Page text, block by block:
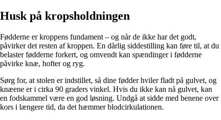
Husk på kropsholdningen
Fødderne er kroppens fundament – og når de ikke har det godt,
påvirker det resten af kroppen. En dårlig siddestilling kan føre til, at du
belaster fødderne forkert, og omvendt kan spændinger i fødderne
påvirke knæ, hofter og ryg.
Sørg for, at stolen er indstillet, så dine fødder hviler fladt på gulvet, og
knæene er i cirka 90 graders vinkel. Hvis du ikke kan nå gulvet, kan
en fodskammel være en god løsning. Undgå at sidde med benene over
kors i længere tid, da det hæmmer blodcirkulationen.